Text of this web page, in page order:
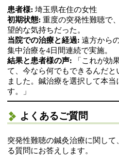
患者様: 埼玉県在住の女性
初期状態: 重度の突発性難聴で
望的な気持ちだった。
当院での治療と経過: 遠方から
集中治療を4日間連続で実施。
結果と患者様の声: 「これが効
て、今なら何でもできるんだと
ました。鍼治療を選択して本
す。」
よくあるご質問
突発性難聴の鍼灸治療に関し
る質問にお答えします。